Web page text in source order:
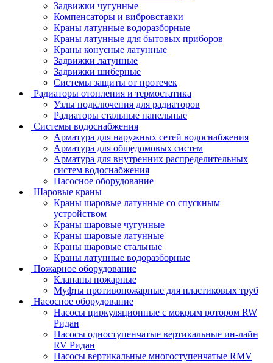
Задвижки чугунные
Компенсаторы и вибровставки
Краны латунные водоразборные
Краны латунные для бытовых приборов
Краны конусные латунные
Задвижки латунные
Задвижки шиберные
Системы защиты от протечек
Радиаторы отопления и термостатика
Узлы подключения для радиаторов
Радиаторы стальные панельные
Системы водоснабжения
Арматура для наружных сетей водоснабжения
Арматура для общедомовых систем
Арматура для внутренних распределительных
систем водоснабжения
Насосное оборудование
Шаровые краны
Краны шаровые латунные со спускным
устройством
Краны шаровые чугунные
Краны шаровые латунные
Краны шаровые стальные
Краны латунные водоразборные
Пожарное оборудование
Клапаны пожарные
Муфты противопожарные для пластиковых труб
Насосное оборудование
Насосы циркуляционные с мокрым ротором RW
Ридан
Насосы одноступенчатые вертикальные ин-лайн
RV Ридан
Насосы вертикальные многоступенчатые RMV